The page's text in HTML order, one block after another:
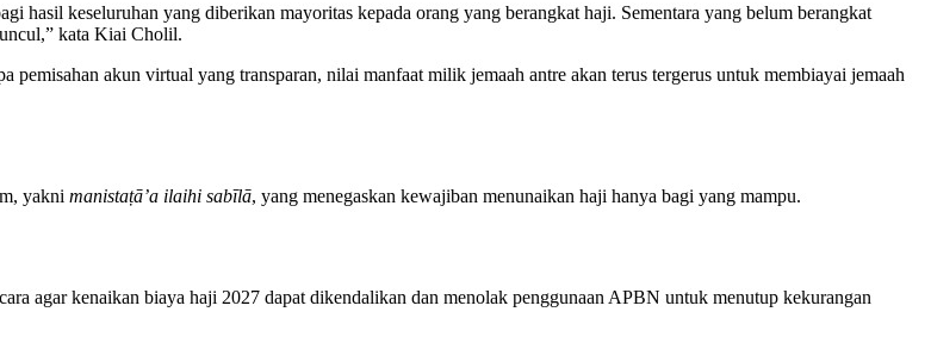
hasil keseluruhan yang diberikan mayoritas kepada orang yang berangkat haji. Sementara yang belum berangkat
kata Kiai Cholil.
akun virtual yang transparan, nilai manfaat milik jemaah antre akan terus tergerus untuk membiayai jemaah
yakni manistaṭā’a ilaihi sabīlā, yang menegaskan kewajiban menunaikan haji hanya bagi yang mampu.
agar kenaikan biaya haji 2027 dapat dikendalikan dan menolak penggunaan APBN untuk menutup kekurangan